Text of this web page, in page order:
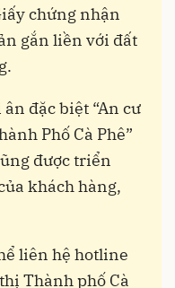
chứng nhận
gắn liền với đất
đặc biệt “An cư
Phố Cà Phê”
được triển
khách hàng,
liên hệ hotline
Thành phố Cà